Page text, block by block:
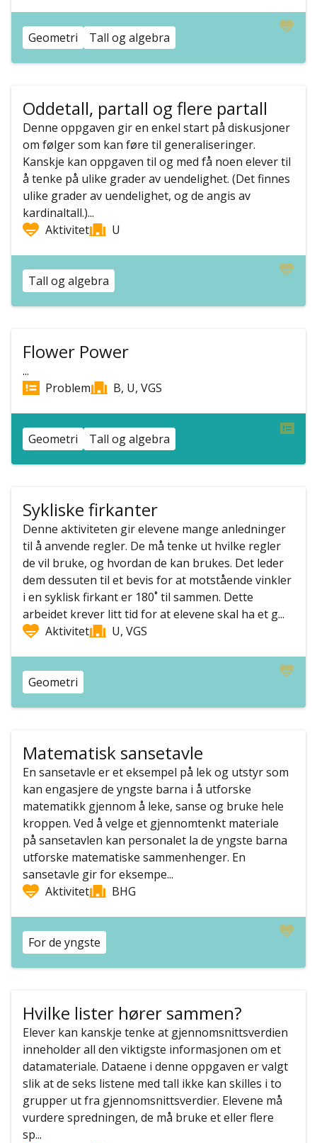
Geometri Tall og algebra
Oddetall, partall og flere partall
Denne oppgaven gir en enkel start på diskusjoner
om følger som kan føre til generaliseringer.
Kanskje kan oppgaven til og med få noen elever til
å tenke på ulike grader av uendelighet. (Det finnes
ulike grader av uendelighet, og de angis av
kardinaltall.)...
Aktivitet
U
Tall og algebra
Flower Power
...
Problem
B, U, VGS
Geometri Tall og algebra
Sykliske firkanter
Denne aktiviteten gir elevene mange anledninger
til å anvende regler. De må tenke ut hvilke regler
de vil bruke, og hvordan de kan brukes. Det leder
dem dessuten til et bevis for at motstående vinkler
i en syklisk firkant er 180˚ til sammen. Dette
arbeidet krever litt tid for at elevene skal ha et g...
Aktivitet
U, VGS
Geometri
Matematisk sansetavle
En sansetavle er et eksempel på lek og utstyr som
kan engasjere de yngste barna i å utforske
matematikk gjennom å leke, sanse og bruke hele
kroppen. Ved å velge et gjennomtenkt materiale
på sansetavlen kan personalet la de yngste barna
utforske matematiske sammenhenger. En
sansetavle gir for eksempe...
Aktivitet
BHG
For de yngste
Hvilke lister hører sammen?
Elever kan kanskje tenke at gjennomsnittsverdien
inneholder all den viktigste informasjonen om et
datamateriale. Dataene i denne oppgaven er valgt
slik at de seks listene med tall ikke kan skilles i to
grupper ut fra gjennomsnittsverdier. Elevene må
vurdere spredningen, de må bruke et eller flere
sp...